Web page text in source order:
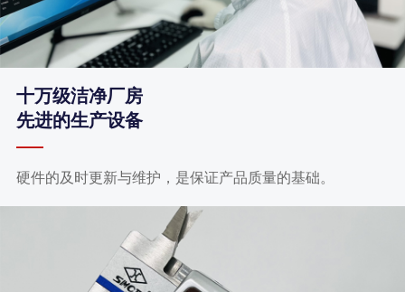
十万级洁净厂房
先进的生产设备
硬件的及时更新与维护，是保证产品质量的基础。